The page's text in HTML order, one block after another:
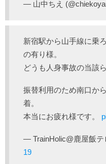
— 山中ちえ
新宿駅から山手線に乗
の有り様。
どうも人身事故の当該ら
振替利用のため南口か
着。
本当にお疲れ様です。
— TrainHolic@鹿屋飯テ
19